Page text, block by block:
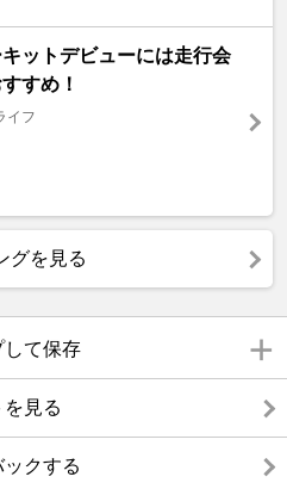
ットデビューには走行会
すめ！
イフ
グを見る
して保存
見る
クする